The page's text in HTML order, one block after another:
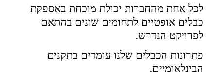
לכל אחת מהחברות יכולת מוכחת באספקת
כבלים אופטיים לתחומים שונים בהתאם
לפרויקט הנדרש.
פתרונות הכבלים שלנו עומדים בתקנים
הבינלאומיים.